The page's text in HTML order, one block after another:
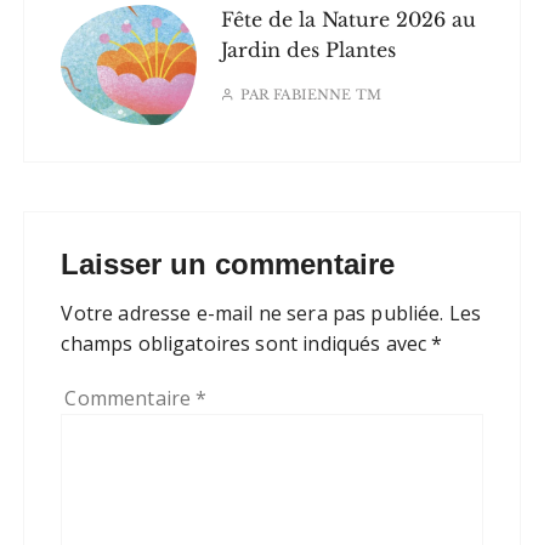
Fête de la Nature 2026 au
Jardin des Plantes
PARFABIENNE TM
Laisser un commentaire
Votre adresse e-mail ne sera pas publiée. Les
champs obligatoires sont indiqués avec*
Commentaire*